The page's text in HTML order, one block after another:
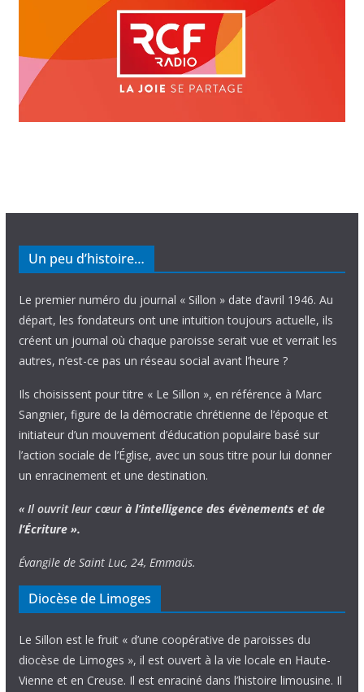
Un peu d’histoire…
Le premier numéro du journal « Sillon » date d’avril 1946. Au
départ, les fondateurs ont une intuition toujours actuelle, ils
créent un journal où chaque paroisse serait vue et verrait les
autres, n’est-ce pas un réseau social avant l’heure ?
Ils choisissent pour titre « Le Sillon », en référence à Marc
Sangnier, figure de la démocratie chrétienne de l’époque et
initiateur d’un mouvement d’éducation populaire basé sur
l’action sociale de l’Église, avec un sous titre pour lui donner
un enracinement et une destination.
« Il ouvrit leur cœur à l’intelligence des évènements et de
l’Écriture ».
Évangile de Saint Luc, 24, Emmaüs.
Diocèse de Limoges
Le Sillon est le fruit « d’une coopérative de paroisses du
diocèse de Limoges », il est ouvert à la vie locale en Haute-
Vienne et en Creuse. Il est enraciné dans l’histoire limousine. Il